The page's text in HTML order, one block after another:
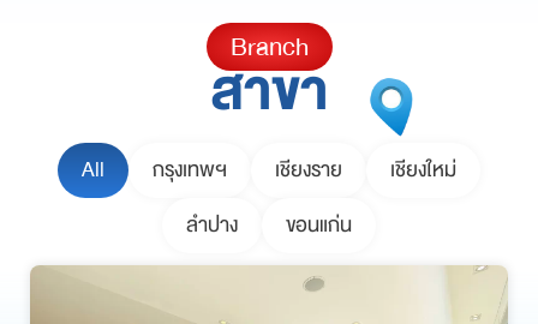
Branch
สาขา
All กรุงเทพฯ เชียงราย
เชียงใหม่
ลำปาง
ขอนแก่น